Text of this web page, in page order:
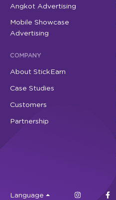
Angkot Advertising
Mobile Showcase
Advertising
COMPANY
About StickEarn
Case Studies
Customers
Partnership
Language